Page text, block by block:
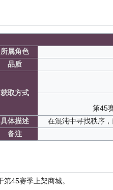
所属角色
品质
获取方式
第45
具体描述
在混沌中寻找秩序
备注
45赛季上架商城。